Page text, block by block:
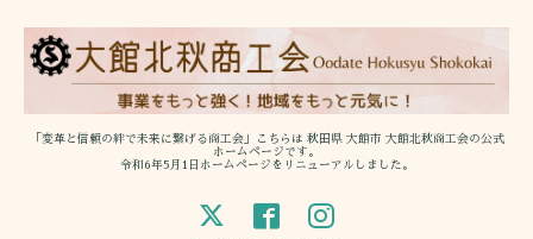
「変革と信頼の絆で未来に繋げる商工会」こちらは 秋田県 大館市 大館北秋商工会の公式
ホームページです。
令和6年5月1日ホームページをリニューアルしました。